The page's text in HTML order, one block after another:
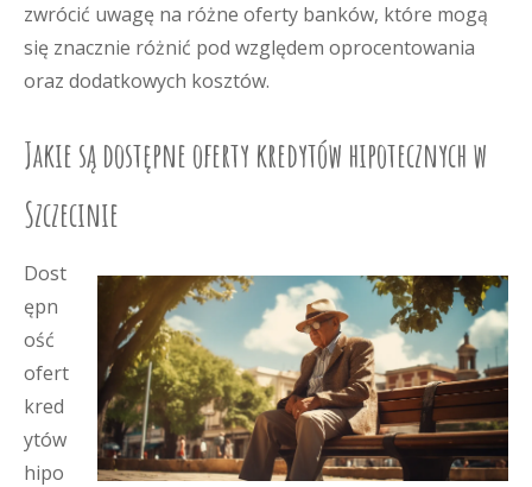
zwrócić uwagę na różne oferty banków, które mogą
się znacznie różnić pod względem oprocentowania
oraz dodatkowych kosztów.
Jakie są dostępne oferty kredytów hipotecznych w
Szczecinie
Dost
ępn
ość
ofert
kred
ytów
hipo